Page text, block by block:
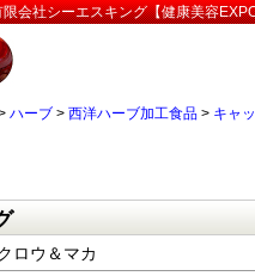
会社シーエスキング【健康美容
ハーブ > 西洋ハーブ加工食品 > キャ
ロウ＆マカ